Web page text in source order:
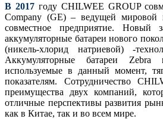
В 2017 году CHILWEE GROUP
Company (GE) – ведущей мировой
совместное предприятие. Новый
аккумуляторные батареи нового
(никель-хлорид натриевой) -
Аккумуляторные батареи Zebra
используемые в данный момент,
показателям. Сотрудничество
преимущества двух компаний,
отличные перспективы развития
как в Китае, так и во всем мире.